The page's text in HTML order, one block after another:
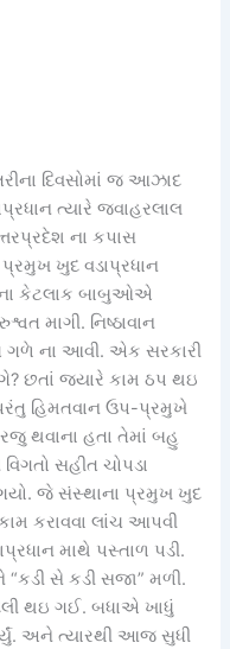
દિવસોમાં જ આઝાદ
ત્યારે જવાહરલાલ
ના કપાસ
ખુદ વડાપ્રધાન
કેટલાક બાબુઓએ
માગી. નિષ્ઠાવાન
ના આવી. એક સરકારી
છતાં જયારે કામ ઠપ થઇ
હિમતવાન ઉપ-પ્રમુખે
રજુ થવાના હતા તેમાં બહુ
સહીત ચોપડા
જે સંસ્થાના પ્રમુખ ખુદ
કરાવવા લાંચ આપવી
માથે પસ્તાળ પડી.
સે કડી સજા” મળી.
થઇ ગઈ. બધાએ ખાધું
અને ત્યારથી આજ સુધી